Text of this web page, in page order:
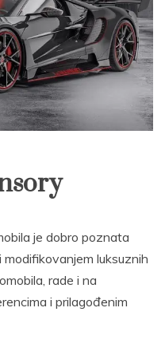
je dobro poznata
luksuznih
rade i na
i prilagođenim